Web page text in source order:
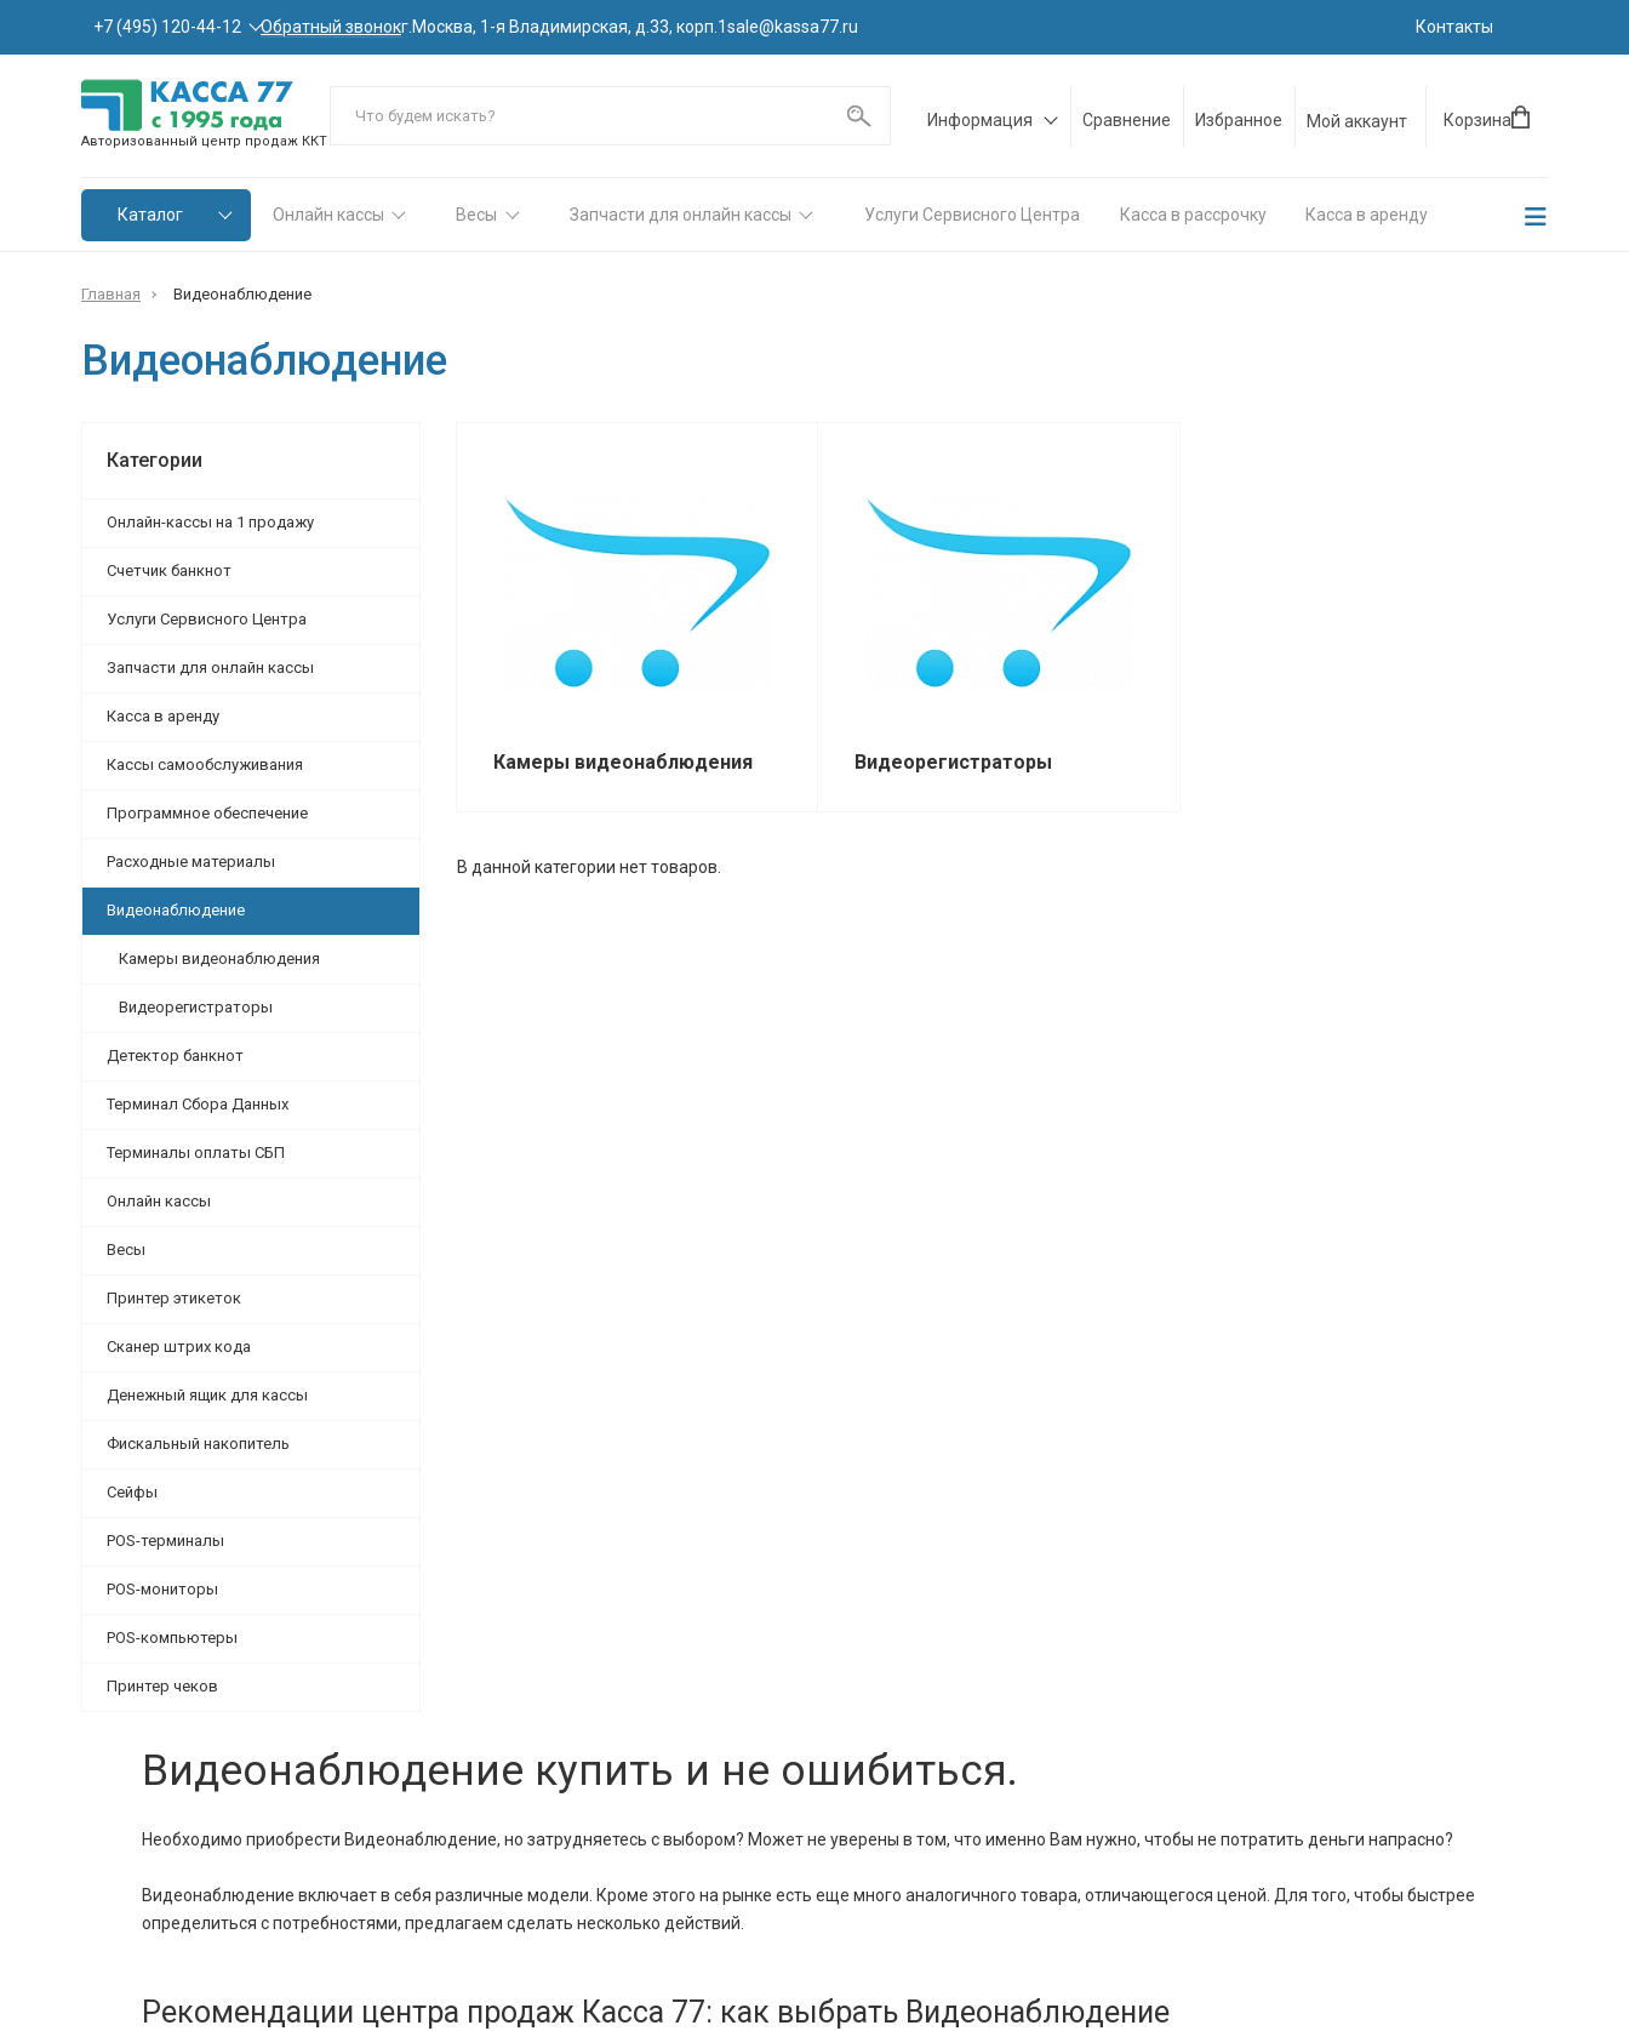
+7 (495) 120-44-12 Обратный звонокг.Москва, 1-я Владимирская, д.33, корп.1sale@kassa77.ru Контакты
Авторизованный центр продаж ККТ
Информация Сравнение Избранное Мой аккаунт Корзина
Каталог Онлайн кассы Весы Запчасти для онлайн кассы Услуги Сервисного Центра Касса в рассрочку Касса в аренду
Главная Видеонаблюдение
Видеонаблюдение
Категории
Онлайн-кассы на 1 продажу
Счетчик банкнот
Услуги Сервисного Центра
Запчасти для онлайн кассы
Касса в аренду
Кассы самообслуживания
Программное обеспечение
Расходные материалы
Видеонаблюдение
Камеры видеонаблюдения
Видеорегистраторы
Детектор банкнот
Терминал Сбора Данных
Терминалы оплаты СБП
Онлайн кассы
Весы
Принтер этикеток
Сканер штрих кода
Денежный ящик для кассы
Фискальный накопитель
Сейфы
POS-терминалы
POS-мониторы
POS-компьютеры
Принтер чеков
Камеры видеонаблюдения Видеорегистраторы
В данной категории нет товаров.
Видеонаблюдение купить и не ошибиться.
Необходимо приобрести Видеонаблюдение, но затрудняетесь с выбором? Может не уверены в том, что именно Вам нужно, чтобы не потратить деньги напрасно?
Видеонаблюдение включает в себя различные модели. Кроме этого на рынке есть еще много аналогичного товара, отличающегося ценой. Для того, чтобы быстрее
определиться с потребностями, предлагаем сделать несколько действий.
Рекомендации центра продаж Касса 77: как выбрать Видеонаблюдение